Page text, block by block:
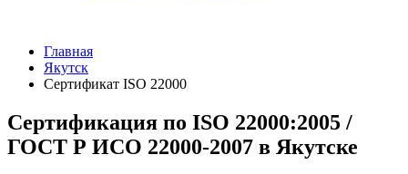
Главная
Якутск
Сертификат ISO 22000
Сертификация по ISO 22000:2005 /
ГОСТ Р ИСО 22000-2007 в Якутске